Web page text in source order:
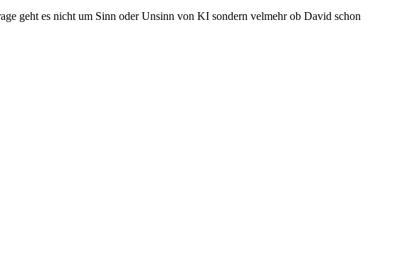
geht es nicht um Sinn oder Unsinn von KI sondern velmehr ob David schon